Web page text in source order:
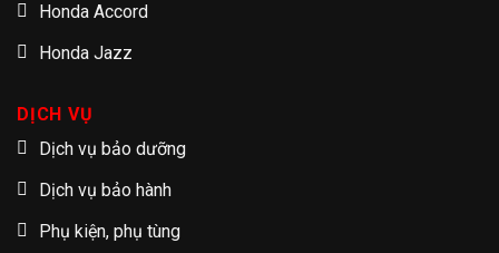
Honda Accord
Honda Jazz
DỊCH VỤ
Dịch vụ bảo dưỡng
Dịch vụ bảo hành
Phụ kiện, phụ tùng